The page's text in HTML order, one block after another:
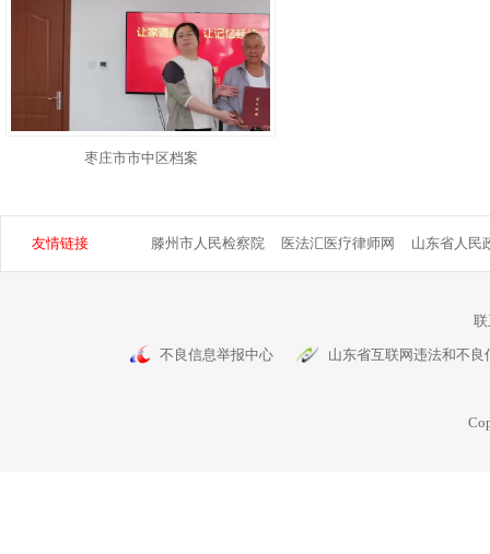
枣庄市市中区档案
友情链接 滕州市人民检察院 医法汇医疗律师网 山东省人民
不良信息举报中心 山东省互联网违法和不良